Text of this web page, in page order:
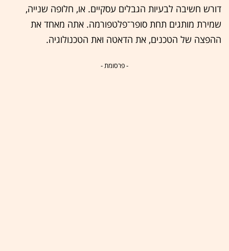
דורש חשיבה לבעיות הגבלים עסקיים. או, חלופה שנייה,
שמירת מותגים תחת סופר־פלטפורמה. אתה מאחד את
ההפצה של הטכנים, את הדאטה ואת הטכנולוגיה.
- פרסומת -